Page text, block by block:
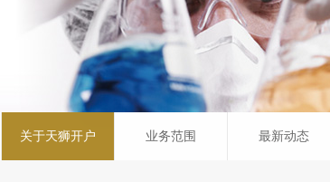
关于天狮开户 业务范围 最新动态